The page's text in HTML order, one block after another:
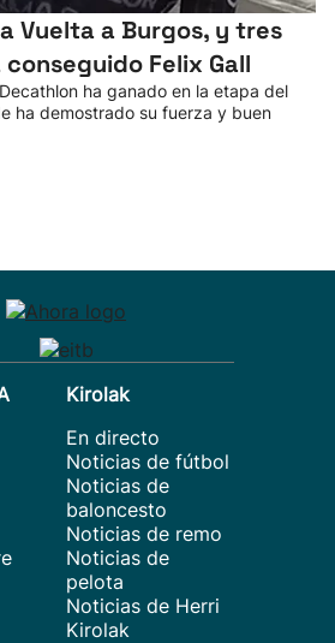
Vuelta a Burgos, y tres
Felix Gall
ha ganado en la etapa del
ha demostrado su fuerza y buen
Kirolak
En directo
Noticias de fútbol
Noticias de
baloncesto
Noticias de remo
Noticias de
pelota
Noticias de Herri
Kirolak